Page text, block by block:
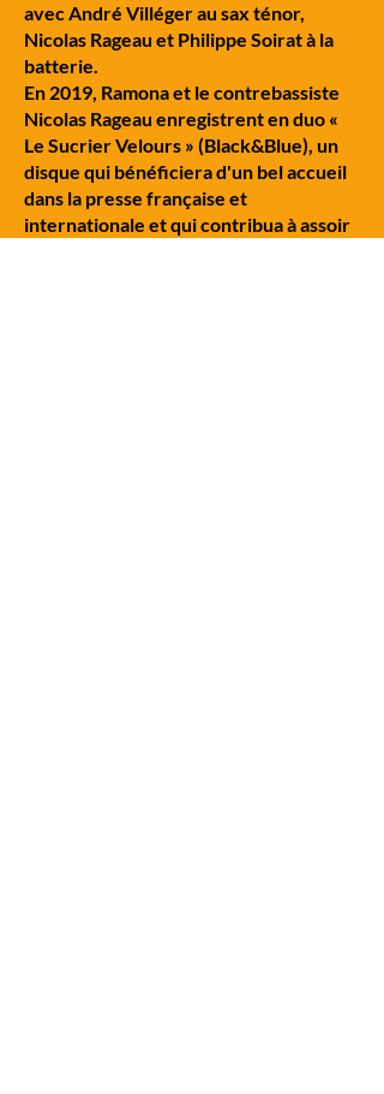
avec André Villéger au sax ténor,
Nicolas Rageau et Philippe Soirat à la
batterie.
En 2019, Ramona et le contrebassiste
Nicolas Rageau enregistrent en duo «
Le Sucrier Velours » (Black&Blue), un
disque qui bénéficiera d'un bel accueil
dans la presse française et
internationale et qui contribua à assoir